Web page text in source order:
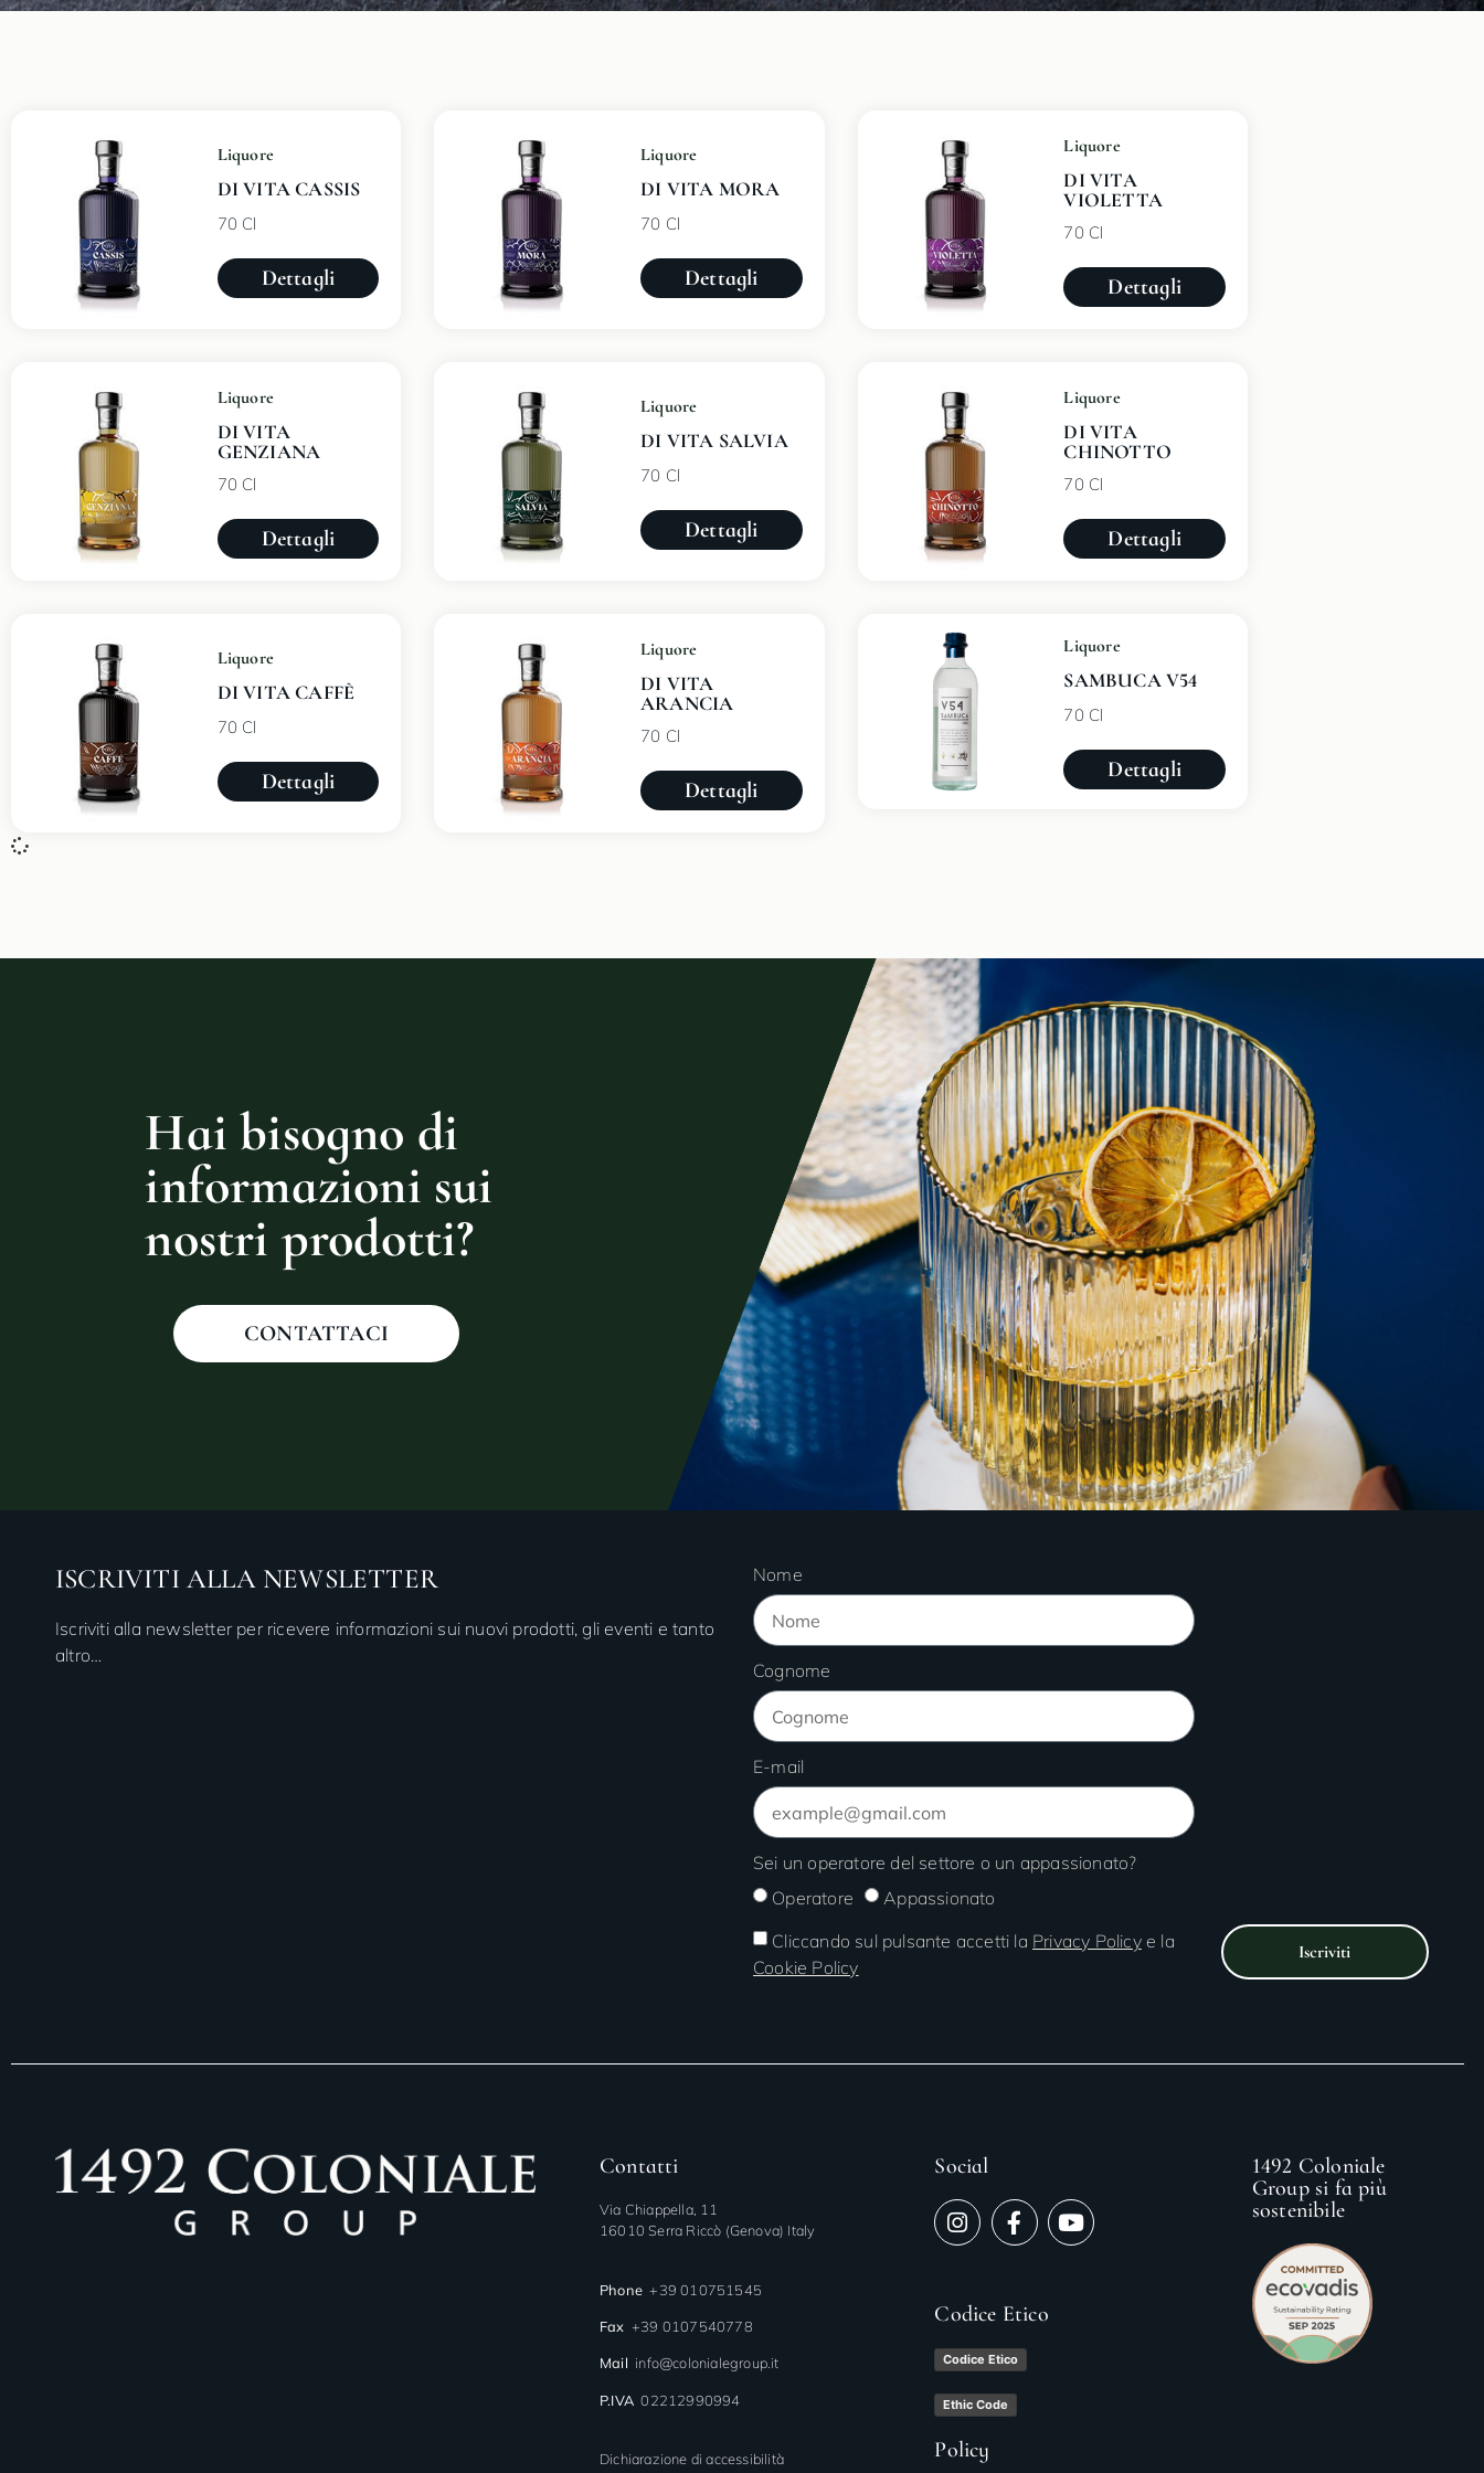
Liquore
DI VITA CASSIS
70 Cl
Dettagli
Liquore
DI VITA MORA
70 Cl
Dettagli
Liquore
DI VITA
VIOLETTA
70 Cl
Dettagli
Liquore
DI VITA
GENZIANA
70 Cl
Dettagli
Liquore
DI VITA SALVIA
70 Cl
Dettagli
Liquore
DI VITA
CHINOTTO
70 Cl
Dettagli
Liquore
DI VITA CAFFÈ
70 Cl
Dettagli
Liquore
DI VITA
ARANCIA
70 Cl
Dettagli
Liquore
SAMBUCA V54
70 Cl
Dettagli
Hai bisogno di
informazioni sui
nostri prodotti?
CONTATTACI
ISCRIVITI ALLA NEWSLETTER
Iscriviti alla newsletter per ricevere informazioni sui nuovi prodotti, gli eventi e tanto
altro…
Nome
Cognome
E-mail
Sei un operatore del settore o un appassionato?
Operatore
Appassionato
Cliccando sul pulsante accetti la Privacy Policye la
Cookie Policy
Iscriviti
Contatti
Via Chiappella, 11
16010 Serra Riccò (Genova) Italy
Phone +39 010751545
Fax +39 0107540778
Mail info@colonialegroup.it
P.IVA 02212990994
Dichiarazione di accessibilità
Social
Codice Etico
Codice Etico
Ethic Code
Policy
1492 Coloniale
Group si fa più
sostenibile